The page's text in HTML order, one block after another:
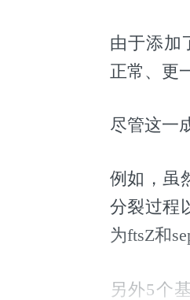
由于添加
正常、更
尽管这一
例如，虽
分裂过程
为ftsZ和
另外5个